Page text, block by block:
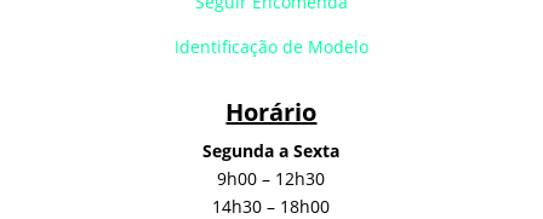
Identificação de Modelo
Horário
Segunda a Sexta
9h00 – 12h30
14h30 – 18h00